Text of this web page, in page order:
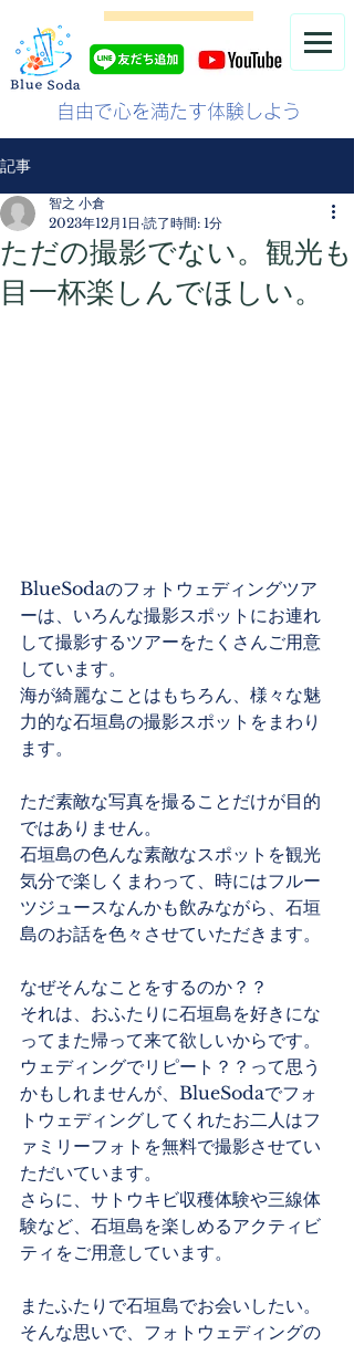
自由で心を満たす体験しよう
記事
ただの撮影でない。観光も
目一杯楽しんでほしい。
智之 小倉
2023年12月1日 読了時間: 1分
BlueSodaのフォトウェディングツア
ーは、いろんな撮影スポットにお連れ
して撮影するツアーをたくさんご用意
しています。
海が綺麗なことはもちろん、様々な魅
力的な石垣島の撮影スポットをまわり
ます。
ただ素敵な写真を撮ることだけが目的
ではありません。
石垣島の色んな素敵なスポットを観光
気分で楽しくまわって、時にはフルー
ツジュースなんかも飲みながら、石垣
島のお話を色々させていただきます。
なぜそんなことをするのか？？
それは、おふたりに石垣島を好きにな
ってまた帰って来て欲しいからです。
ウェディングでリピート？？って思う
かもしれませんが、BlueSodaでフォ
トウェディングしてくれたお二人はフ
ァミリーフォトを無料で撮影させてい
ただいています。
さらに、サトウキビ収穫体験や三線体
験など、石垣島を楽しめるアクティビ
ティをご用意しています。
またふたりで石垣島でお会いしたい。
そんな思いで、フォトウェディングの